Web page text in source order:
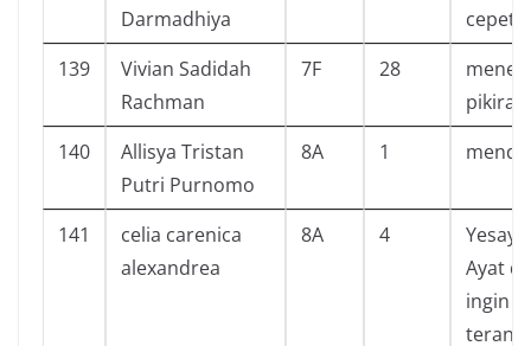
Darmadhiya
cepet
139
Vivian Sadidah
Rachman
7F 28
140
Allisya Tristan
Putri Purnomo
8A 1
141
celia carenica
alexandrea
8A 4
Ayat
ingin